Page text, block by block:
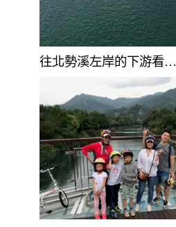
往北勢溪左岸的下游看…